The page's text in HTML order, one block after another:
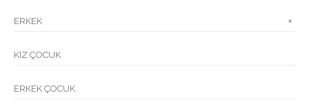
ERKEK +
KIZ ÇOCUK
ERKEK ÇOCUK